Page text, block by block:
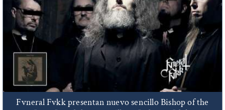
Fvneral Fvkk presentan nuevo sencillo Bishop of the